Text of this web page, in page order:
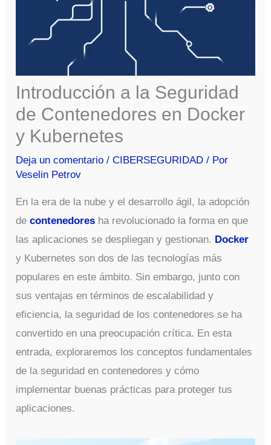
Introducción a la Seguridad
de Contenedores en Docker
y Kubernetes
Deja un comentario /CIBERSEGURIDAD / Por
Veselin Petrov
En la era de la nube y el desarrollo ágil, la adopción
de contenedores ha revolucionado la forma en que
las aplicaciones se despliegan y gestionan. Docker
y Kubernetes son dos de las tecnologías más
populares en este ámbito. Sin embargo, junto con
sus ventajas en términos de escalabilidad y
eficiencia, la seguridad de los contenedores se ha
convertido en una preocupación crítica. En esta
entrada, exploraremos los conceptos fundamentales
de la seguridad en contenedores y cómo
implementar buenas prácticas para proteger tus
aplicaciones.